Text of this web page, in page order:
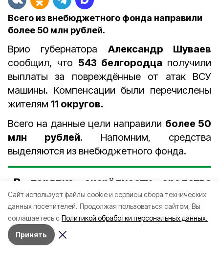
Cайт использует файлы cookie и сервисы сбора технических
данных посетителей. Продолжая пользоваться сайтом, Вы
соглашаетесь с Политикой обработки персональных данных.
Принять
Всего из внебюджетного фонда направили
более 50 млн рублей.
Врио губернатора Александр Шуваев
сообщил, что 543 белгородца получили
выплаты за повреждённые от атак ВСУ
машины. Компенсации были перечислены
жителям 11 округов.
Всего на данные цели направили более 50
млн рублей. Напомним, средства
выделяются из внебюджетного фонда.
«В порядке очерёдности средства
доведём до всех автовладельцев, кто
еще ожидает компенсации. Контроль
за выплатами – еженедельный», –
подчеркнул руководитель субъекта.